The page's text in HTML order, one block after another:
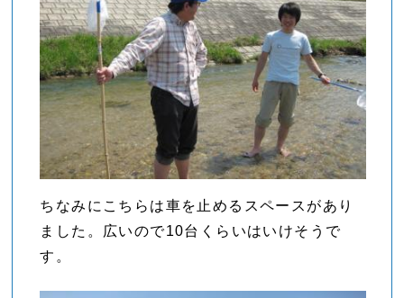
ちなみにこちらは車を止めるスペースがあり
ました。広いので10台くらいはいけそうで
す。